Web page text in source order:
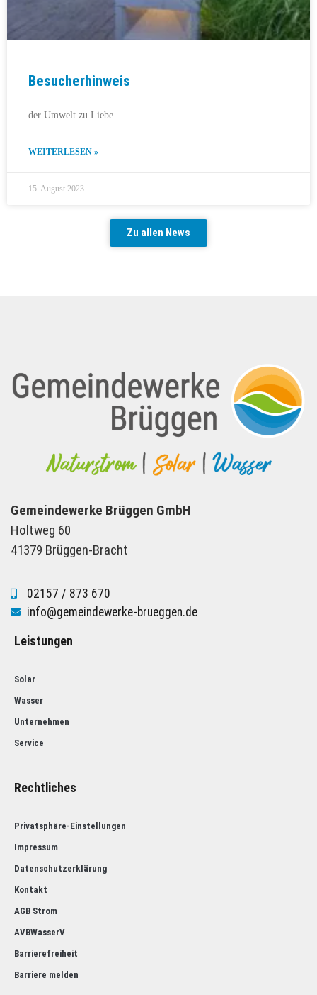
Besucherhinweis
der Umwelt zu Liebe
WEITERLESEN »
15. August 2023
Zu allen News
Gemeindewerke Brüggen GmbH
Holtweg 60
41379 Brüggen-Bracht
02157 / 873 670
info@gemeindewerke-brueggen.de
Leistungen
Solar
Wasser
Unternehmen
Service
Rechtliches
Privatsphäre-Einstellungen
Impressum
Datenschutzerklärung
Kontakt
AGB Strom
AVBWasserV
Barrierefreiheit
Barriere melden